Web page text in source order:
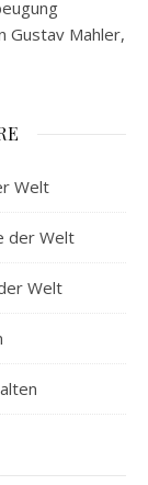
Gustav Mahler,
Welt
der Welt
Welt